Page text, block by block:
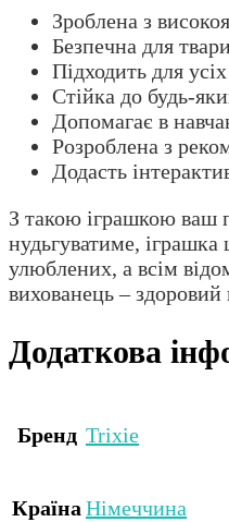
Зроблена з
Безпечна для
Підходить для
Стійка до будь-
Допомагає в
Розроблена з
Додасть
З такою іграшкою ваш
нудьгуватиме,
улюблених, а всім
вихованець – здоровий
Додаткова
Бренд Trixie
Країна Німеччина